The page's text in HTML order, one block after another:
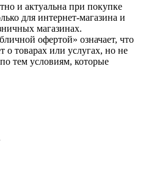
и актуальна при покупке
для интернет-магазина и
магазинах.
офертой» означает, что
о товарах или услугах, но не
тем условиям, которые